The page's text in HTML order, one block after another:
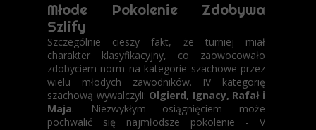
Młode Pokolenie Zdobywa
Szlify
Szczególnie cieszy fakt, że turniej miał
charakter klasyfikacyjny, co zaowocowało
zdobyciem norm na kategorie szachowe przez
wielu młodych zawodników. IV kategorię
szachową wywalczyli: Olgierd, Ignacy, Rafał i
Maja. Niezwykłym osiągnięciem może
pochwalić się najmłodsze pokolenie - V